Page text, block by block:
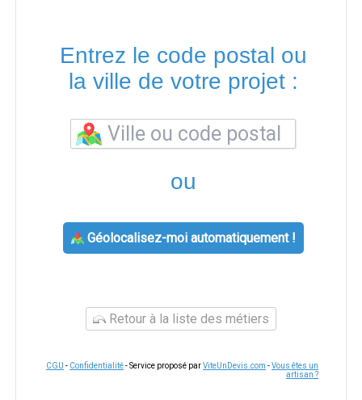
Entrez le code postal ou
la ville de votre projet :
ou
Géolocalisez-moi automatiquement !
Retour à la liste des métiers
CGU - Confidentialité- Service proposé parViteUnDevis.com -Vous êtes un
artisan ?